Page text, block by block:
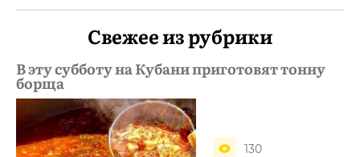
Свежее из рубрики
В эту субботу на Кубани приготовят тонну
борща
130